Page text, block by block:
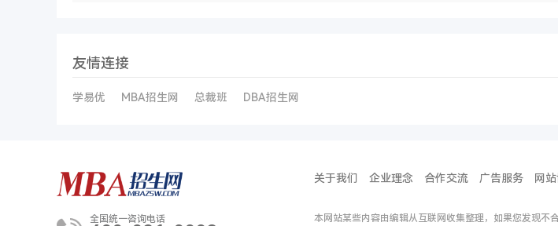
友情连接
学易优 MBA招生网 总裁班 DBA招生网
全国统一咨询电话
关于我们 企业理念 合作交流 广告服务 网
本网站某些内容由编辑从互联网收集整理，如果您发现不